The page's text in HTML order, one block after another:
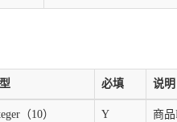
必填 说明
（10） Y 商